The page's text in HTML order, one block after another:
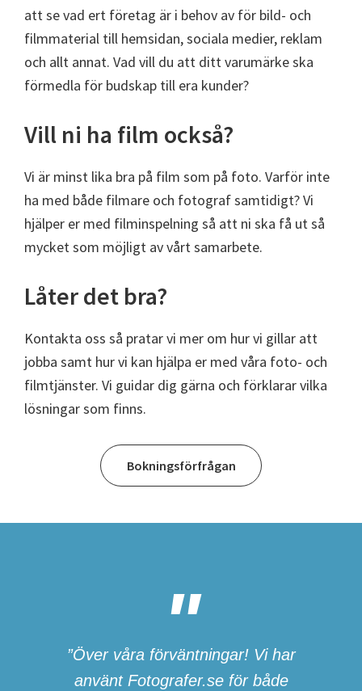
att se vad ert företag är i behov av för bild- och
filmmaterial till hemsidan, sociala medier, reklam
och allt annat. Vad vill du att ditt varumärke ska
förmedla för budskap till era kunder?
Vill ni ha film också?
Vi är minst lika bra på film som på foto. Varför inte
ha med både filmare och fotograf samtidigt? Vi
hjälper er med filminspelning så att ni ska få ut så
mycket som möjligt av vårt samarbete.
Låter det bra?
Kontakta oss så pratar vi mer om hur vi gillar att
jobba samt hur vi kan hjälpa er med våra foto- och
filmtjänster. Vi guidar dig gärna och förklarar vilka
lösningar som finns.
Bokningsförfrågan
”Över våra förväntningar! Vi har
använt Fotografer.se för både